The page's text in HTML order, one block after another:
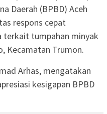
Daerah (BPBD) Aceh
respons cepat
terkait tumpahan minyak
Kecamatan Trumon.
Arhas, mengatakan
kesigapan BPBD